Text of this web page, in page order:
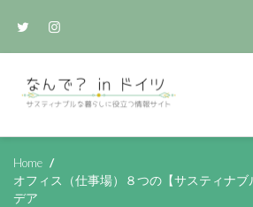
なんで
サスティナブルな生活のアイデア集
Home
オフィス（仕事場）８つの【サスティナブ
デア